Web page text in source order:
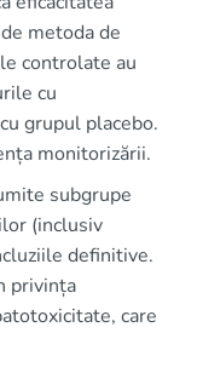
metoda de
controlate au
cu
grupul placebo.
monitorizării.
subgrupe
(inclusiv
definitive.
privința
care